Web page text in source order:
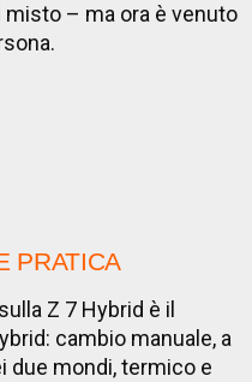
– ma ora è venuto
PRATICA
Z 7 Hybrid è il
cambio manuale, a
due mondi, termico e